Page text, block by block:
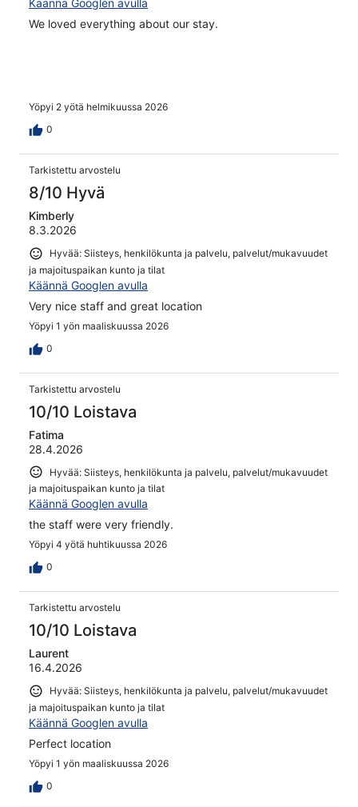
Käännä Googlen avulla
We loved everything about our stay.
Yöpyi 2 yötä helmikuussa 2026
0
Tarkistettu arvostelu
8/10 Hyvä
Kimberly
8.3.2026
Hyvää: Siisteys, henkilökunta ja palvelu, palvelut/mukavuudet
ja majoituspaikan kunto ja tilat
Käännä Googlen avulla
Very nice staff and great location
Yöpyi 1 yön maaliskuussa 2026
0
Tarkistettu arvostelu
10/10 Loistava
Fatima
28.4.2026
Hyvää: Siisteys, henkilökunta ja palvelu, palvelut/mukavuudet
ja majoituspaikan kunto ja tilat
Käännä Googlen avulla
the staff were very friendly.
Yöpyi 4 yötä huhtikuussa 2026
0
Tarkistettu arvostelu
10/10 Loistava
Laurent
16.4.2026
Hyvää: Siisteys, henkilökunta ja palvelu, palvelut/mukavuudet
ja majoituspaikan kunto ja tilat
Käännä Googlen avulla
Perfect location
Yöpyi 1 yön maaliskuussa 2026
0